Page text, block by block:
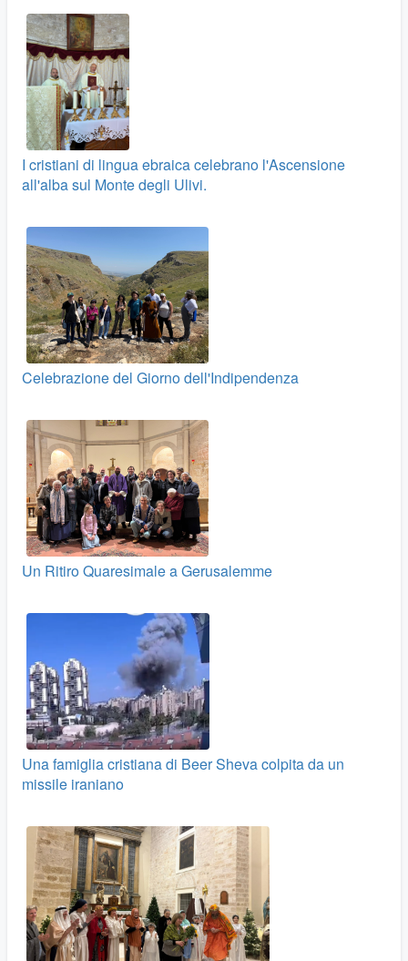
I cristiani di lingua ebraica celebrano l'Ascensione
all'alba sul Monte degli Ulivi.
Celebrazione del Giorno dell'Indipendenza
Un Ritiro Quaresimale a Gerusalemme
Una famiglia cristiana di Beer Sheva colpita da un
missile iraniano